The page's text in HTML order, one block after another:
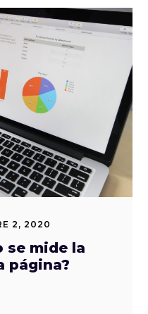
2, 2020
se mide la
página?